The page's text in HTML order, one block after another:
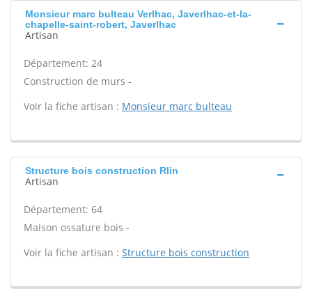
Monsieur marc bulteau Verlhac, Javerlhac-et-la-
chapelle-saint-robert, Javerlhac
Artisan
Département: 24
Construction de murs -
Voir la fiche artisan : Monsieur marc bulteau
Structure bois construction Rlin
Artisan
Département: 64
Maison ossature bois -
Voir la fiche artisan : Structure bois construction